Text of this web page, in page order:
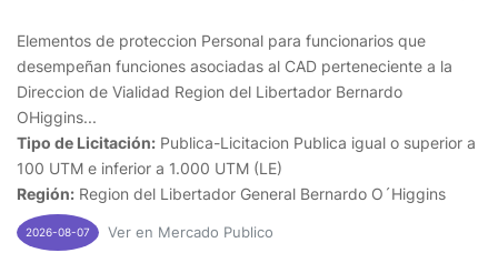
Elementos de proteccion Personal para funcionarios que
desempeñan funciones asociadas al CAD perteneciente a la
Direccion de Vialidad Region del Libertador Bernardo
OHiggins...
Tipo de Licitación: Publica-Licitacion Publica igual o superior a
100 UTM e inferior a 1.000 UTM (LE)
Región: Region del Libertador General Bernardo O´Higgins
2026-08-07 Ver en Mercado Publico